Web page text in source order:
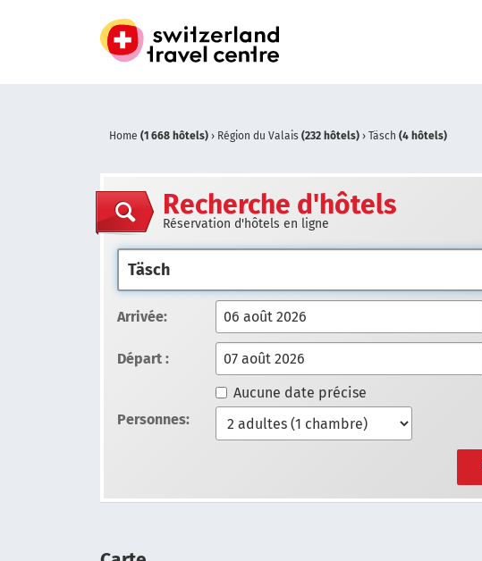
Home (1 668 hôtels) › Région du Valais (232 hôtels) › Täsch (4 hôtels)
Recherche d'hôtels
Réservation d'hôtels en ligne
Arrivée:
Départ :
Aucune date précise
Personnes: